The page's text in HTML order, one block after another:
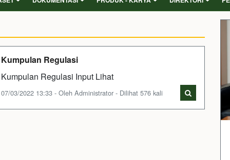
Kumpulan Regulasi
Kumpulan Regulasi Input Lihat
07/03/2022 13:33 - Oleh Administrator - Dilihat 576 kali